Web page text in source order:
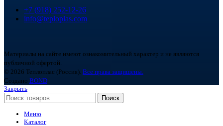
+7 (918) 252-12-26
info@teploplas.com
Материалы на сайте имеют ознакомительный характер и не являются
публичной офертой.
© 2026 Теплоплас (Россия). Все права защищены.
Создано BOND
Закрыть
Поиск
Меню
Каталог